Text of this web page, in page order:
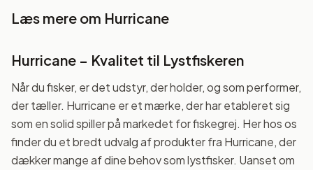
Læs mere om Hurricane
Hurricane – Kvalitet til Lystfiskeren
Når du fisker, er det udstyr, der holder, og som performer,
der tæller. Hurricane er et mærke, der har etableret sig
som en solid spiller på markedet for fiskegrej. Her hos os
finder du et bredt udvalg af produkter fra Hurricane, der
dækker mange af dine behov som lystfisker. Uanset om